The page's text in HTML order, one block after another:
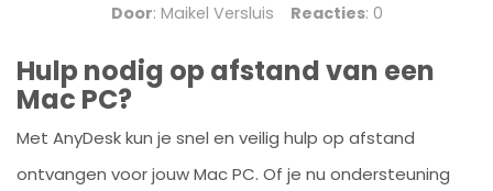
Door: Maikel Versluis Reacties: 0
Hulp nodig op afstand van een
Mac PC?
Met AnyDesk kun je snel en veilig hulp op afstand
ontvangen voor jouw Mac PC. Of je nu ondersteuning